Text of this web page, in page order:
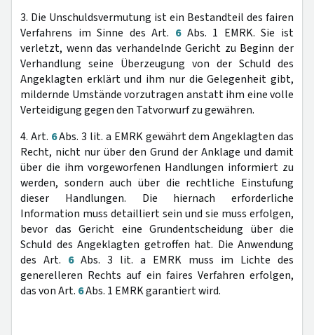
3. Die Unschuldsvermutung ist ein Bestandteil des fairen
Verfahrens im Sinne des Art. 6Abs. 1 EMRK. Sie ist
verletzt, wenn das verhandelnde Gericht zu Beginn der
Verhandlung seine Überzeugung von der Schuld des
Angeklagten erklärt und ihm nur die Gelegenheit gibt,
mildernde Umstände vorzutragen anstatt ihm eine volle
Verteidigung gegen den Tatvorwurf zu gewähren.
4. Art. 6Abs. 3 lit. a EMRK gewährt dem Angeklagten das
Recht, nicht nur über den Grund der Anklage und damit
über die ihm vorgeworfenen Handlungen informiert zu
werden, sondern auch über die rechtliche Einstufung
dieser Handlungen. Die hiernach erforderliche
Information muss detailliert sein und sie muss erfolgen,
bevor das Gericht eine Grundentscheidung über die
Schuld des Angeklagten getroffen hat. Die Anwendung
des Art. 6Abs. 3 lit. a EMRK muss im Lichte des
generelleren Rechts auf ein faires Verfahren erfolgen,
das von Art. 6Abs. 1 EMRK garantiert wird.